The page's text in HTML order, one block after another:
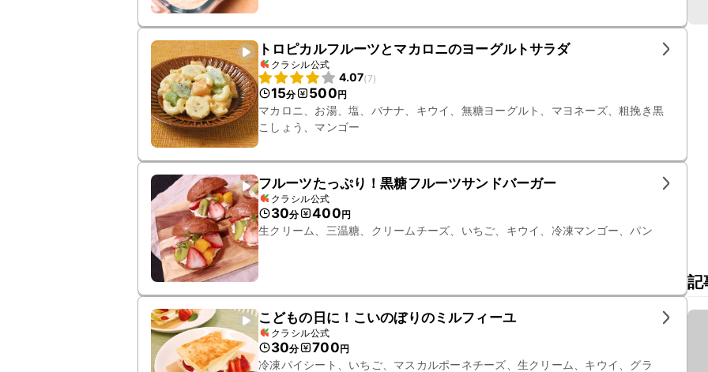
トロピカルフルーツとマカロニのヨーグルトサラダ
クラシル公式
4.07(7)
15分 500円
マカロニ、お湯、塩、バナナ、キウイ、無糖ヨーグルト、マヨネーズ、粗挽き黒
こしょう、マンゴー
フルーツたっぷり！黒糖フルーツサンドバーガー
クラシル公式
30分 400円
生クリーム、三温糖、クリームチーズ、いちご、キウイ、冷凍マンゴー、パン
こどもの日に！こいのぼりのミルフィーユ
クラシル公式
30分 700円
冷凍パイシート、いちご、マスカルポーネチーズ、生クリーム、キウイ、グラ
記